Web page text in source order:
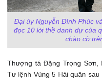
Đại úy Nguyễn Đình Phúc và
đọc 10 lời thề danh dự của
chào cờ
Thượng tá Đặng Trọng Sơn
Tư lệnh Vùng 5 Hải quân